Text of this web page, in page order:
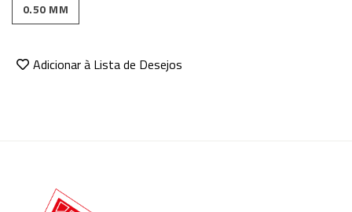
0.50 MM
Adicionar à Lista de Desejos